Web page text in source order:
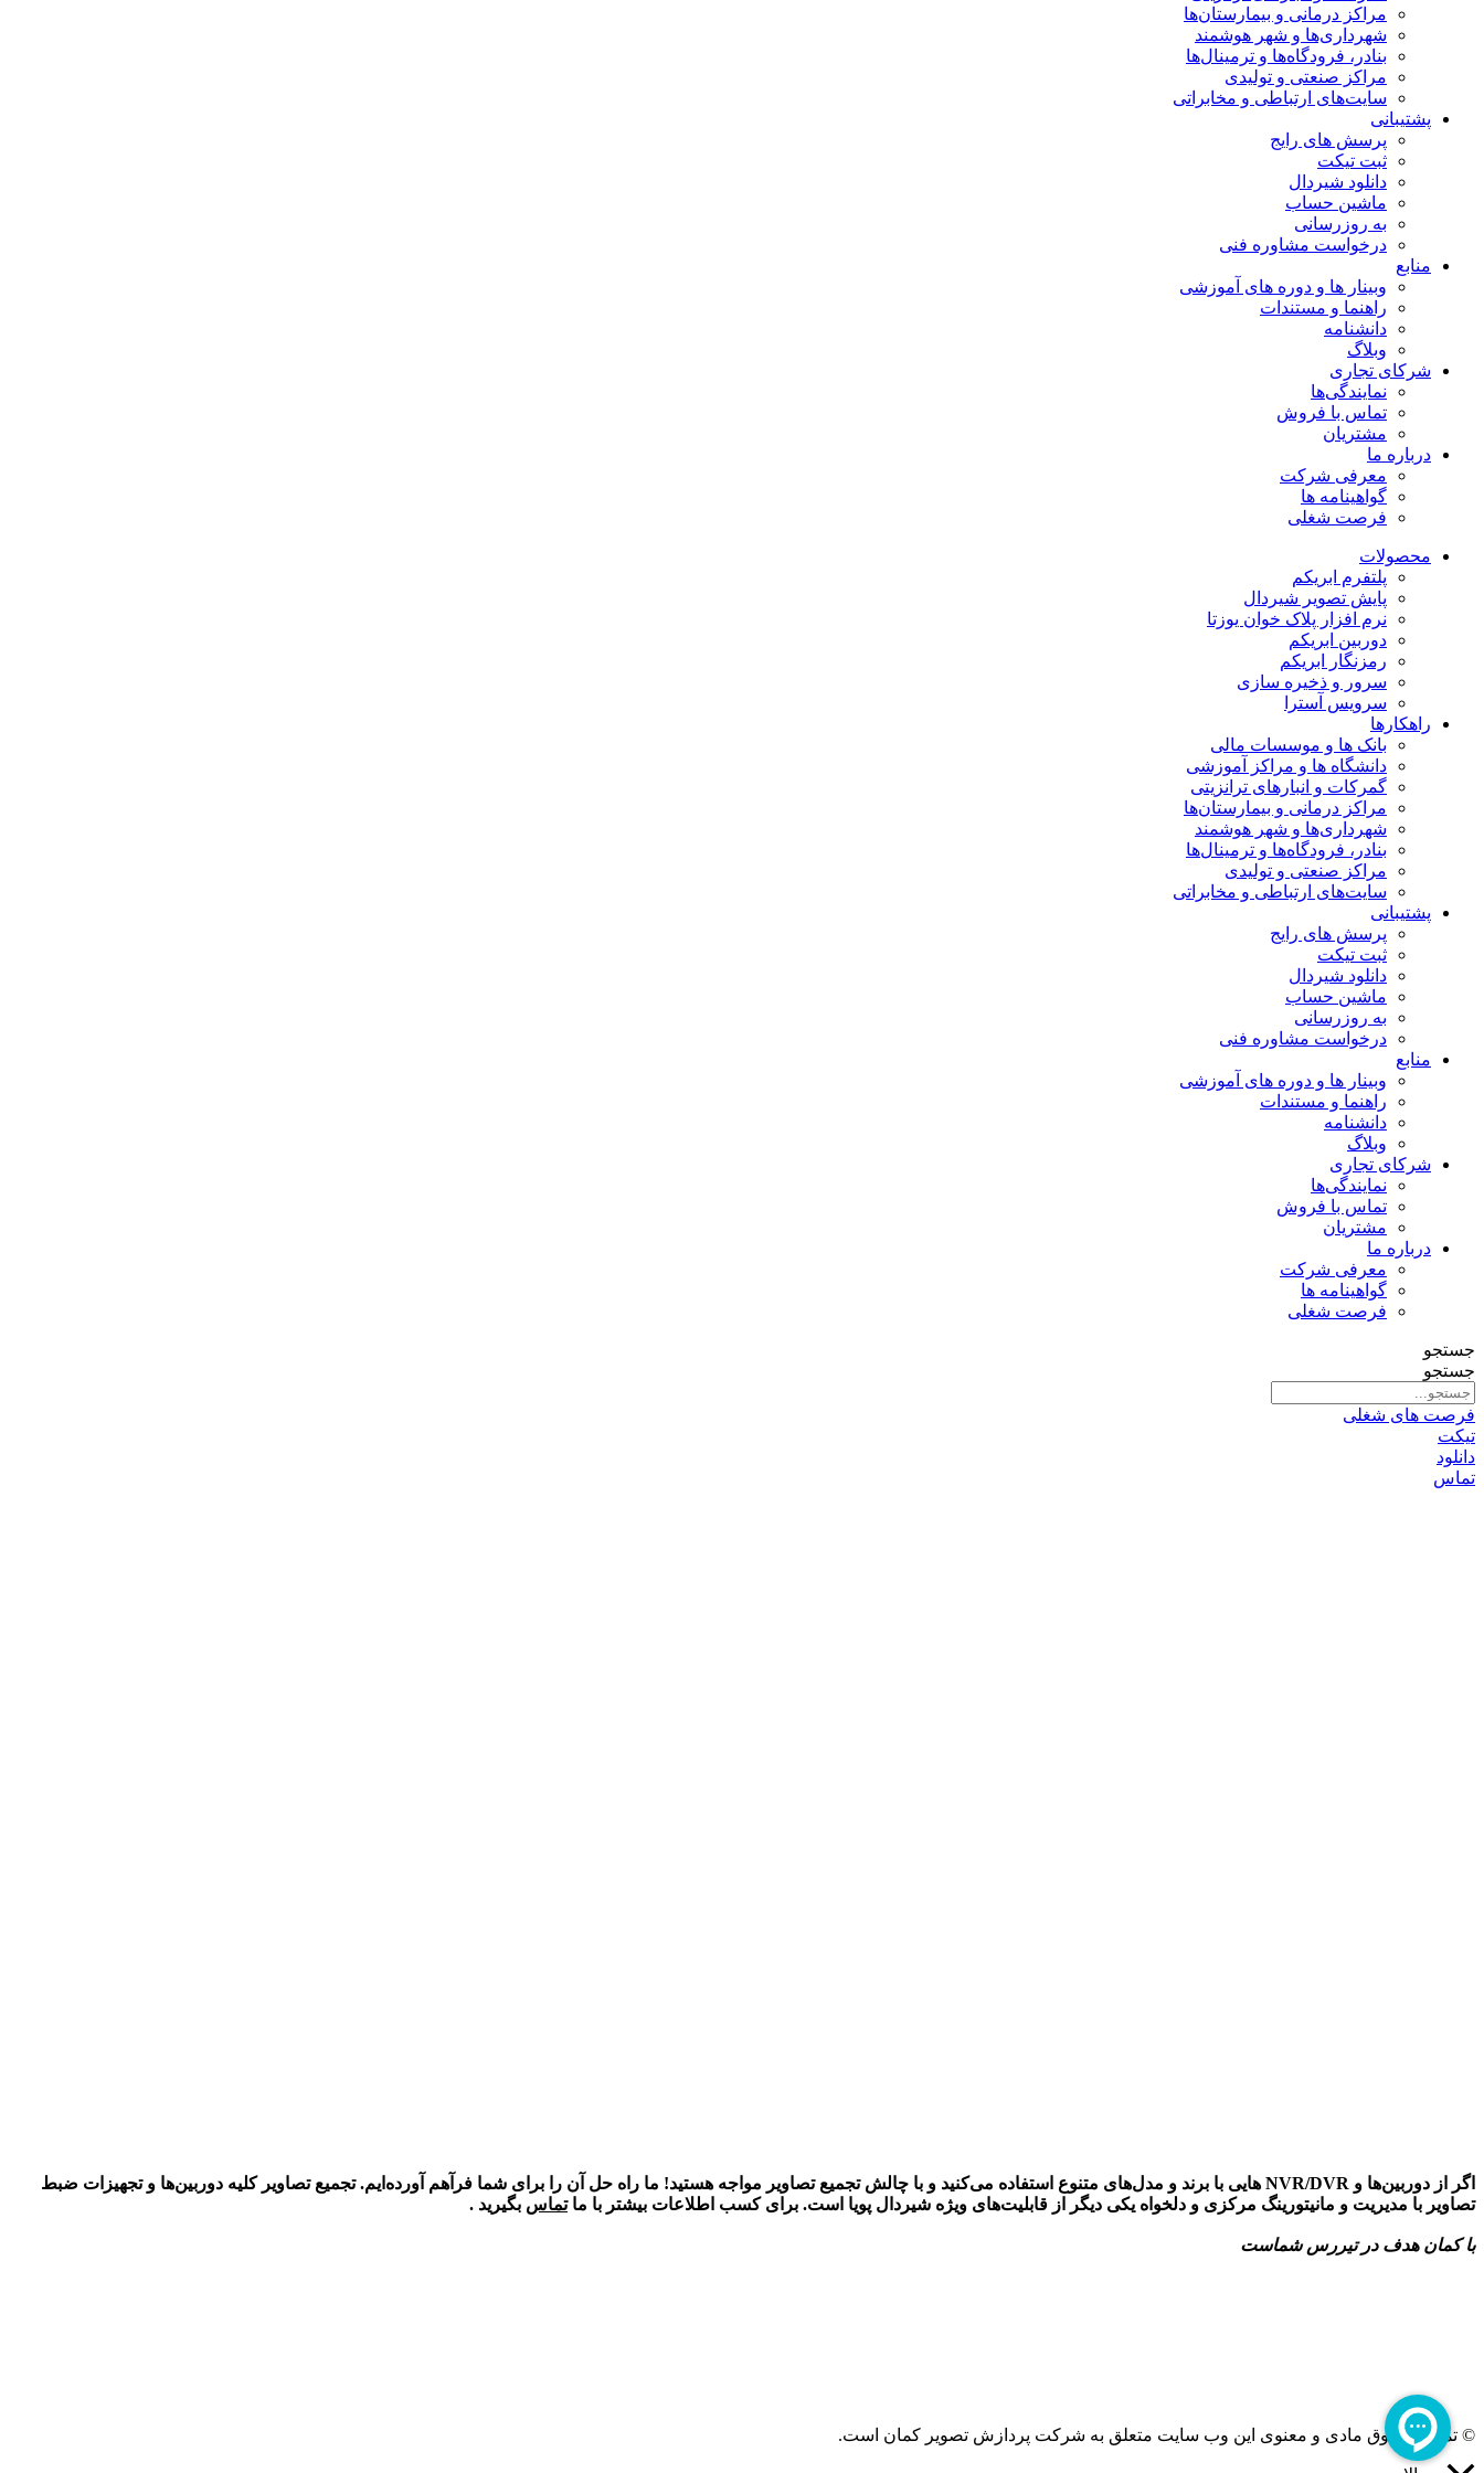
مراکز درمانی و بیمارستان‌ها
شهرداری‌ها و شهر هوشمند
بنادر، فرودگاه‌ها و ترمینال‌ها
مراکز صنعتی و تولیدی
سایت‌های ارتباطی و مخابراتی
پشتیبانی
پرسش های رایج
ثبت تیکت
دانلود شیردال
ماشین حساب
به روزرسانی
درخواست مشاوره فنی
منابع
وبینار ها و دوره های آموزشی
راهنما و مستندات
دانشنامه
وبلاگ
شرکای تجاری
نمایندگی‌ها
تماس با فروش
مشتریان
درباره ما
معرفی شرکت
گواهینامه ها
فرصت شغلی
محصولات
پلتفرم ابریکم
پایش تصویر شیردال
نرم افزار پلاک خوان یوزتا
دوربین ابریکم
رمزنگار ابریکم
سرور و ذخیره سازی
سرویس آسترا
راهکارها
بانک ها و موسسات مالی
دانشگاه ها و مراکز آموزشی
گمرکات و انبارهای ترانزیتی
مراکز درمانی و بیمارستان‌ها
شهرداری‌ها و شهر هوشمند
بنادر، فرودگاه‌ها و ترمینال‌ها
مراکز صنعتی و تولیدی
سایت‌های ارتباطی و مخابراتی
پشتیبانی
پرسش های رایج
ثبت تیکت
دانلود شیردال
ماشین حساب
به روزرسانی
درخواست مشاوره فنی
منابع
وبینار ها و دوره های آموزشی
راهنما و مستندات
دانشنامه
وبلاگ
شرکای تجاری
نمایندگی‌ها
تماس با فروش
مشتریان
درباره ما
معرفی شرکت
گواهینامه ها
فرصت شغلی
جستجو
جستجو
فرصت های شغلی
تیکت
دانلود
تماس
اگر از دوربین‌ها و NVR/DVR هایی با برند و مدل‌های متنوع استفاده می‌کنید و با چالش تجمیع تصاویر مواجه هستید! ما راه حل آن را برای شما فرآهم آورده‌ایم. تجمیع تصاویر کلیه دوربین‌ها و تجهیزات ضبط
تصاویر با مدیریت و مانیتورینگ مرکزی و دلخواه یکی دیگر از قابلیت‌های ویژه شیردال پویا است. برای کسب اطلاعات بیشتر با ماتماس بگیرید .
با کمان هدف در تیررس شماست
© تمامی حقوق مادی و معنوی این وب سایت متعلق به شرکت پردازش تصویر کمان است.